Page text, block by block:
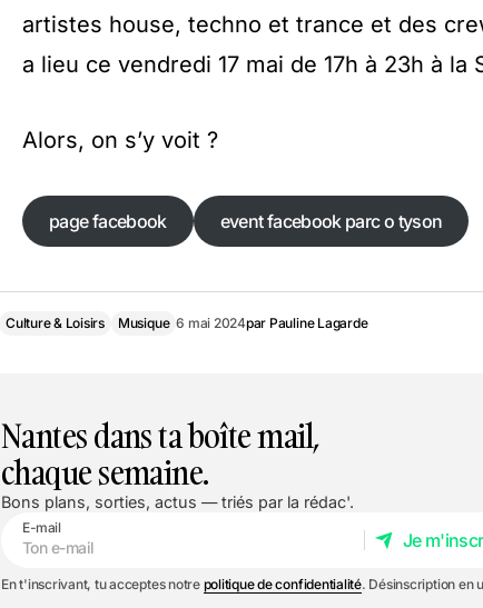
artistes house, techno et trance et des
a lieu ce vendredi 17 mai de 17h à 23h à la
Alors, on s’y voit ?
page facebook
page facebook
event facebook parc o tyson
Culture & Loisirs Musique 6 mai 2024par Pauline Lagarde
Nantes dans ta boîte mail,
chaque semaine.
Bons plans, sorties, actus — triés par la rédac'.
E-mail
Je
En t'inscrivant, tu acceptes notre politique de confidentialité. Désinscription en